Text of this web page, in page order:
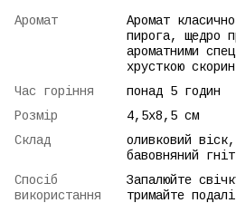
Аромат
Аромат
пирога, щедро
ароматними
хрусткою
Час горіння
понад 5 годин
Розмір
4,5х8,5 см
Склад
оливковий
бавовняний
Спосіб
використання
Запалюйте
тримайте